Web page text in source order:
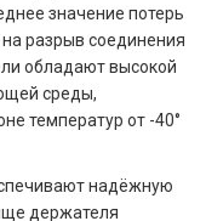
значение потерь
разрыв соединения
обладают высокой
среды,
температур от -40°
надёжную
держателя